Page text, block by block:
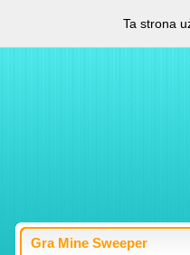
Gra Mine Sweeper
Ta strona